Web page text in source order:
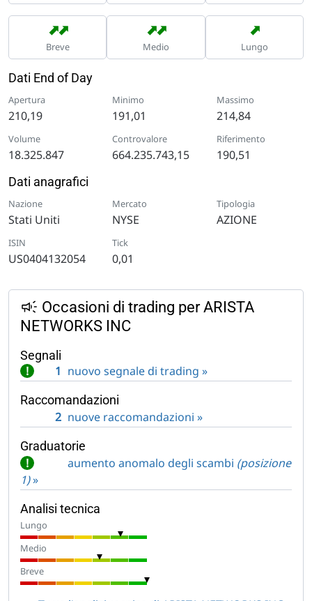
➡
➡
Breve
➡
➡
Medio
➡
Lungo
Dati End of Day
Apertura
210,19
Minimo
191,01
Massimo
214,84
Volume
18.325.847
Controvalore
664.235.743,15
Riferimento
190,51
Dati anagrafici
Nazione
Stati Uniti
Mercato
NYSE
Tipologia
AZIONE
ISIN
US0404132054
Tick
0,01
Occasioni di trading per ARISTA
NETWORKS INC
Segnali
! 1 nuovo segnale di trading »
Raccomandazioni
2 nuove raccomandazioni »
Graduatorie
! aumento anomalo degli scambi (posizione
1)»
Analisi tecnica
Lungo
Medio
Breve